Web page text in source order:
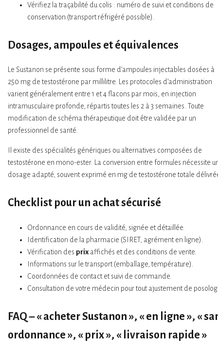
Vérifiez la traçabilité du colis : numéro de suivi et conditions de
conservation (transport réfrigéré possible).
Dosages, ampoules et équivalences
Le Sustanon se présente sous forme d’ampoules injectables dosées à
250 mg de testostérone par millilitre. Les protocoles d’administration
varient généralement entre 1 et 4 flacons par mois, en injection
intramusculaire profonde, répartis toutes les 2 à 3 semaines. Toute
modification de schéma thérapeutique doit être validée par un
professionnel de santé.
Il existe des spécialités génériques ou alternatives composées de
testostérone en mono-ester. La conversion entre formules nécessite
dosage adapté, souvent exprimé en mg de testostérone totale
Checklist pour un achatsécurisé
Ordonnance en cours de validité, signée et détaillée.
Identification de la pharmacie (SIRET, agrément en ligne).
Vérification des prix affichés et des conditions de vente.
Informations sur le transport (emballage, température).
Coordonnées de contact et suivi de commande.
Consultation de votre médecin pour tout ajustement de
FAQ – « acheter Sustanon », « en ligne », «
ordonnance », « prix », « livraison rapide »